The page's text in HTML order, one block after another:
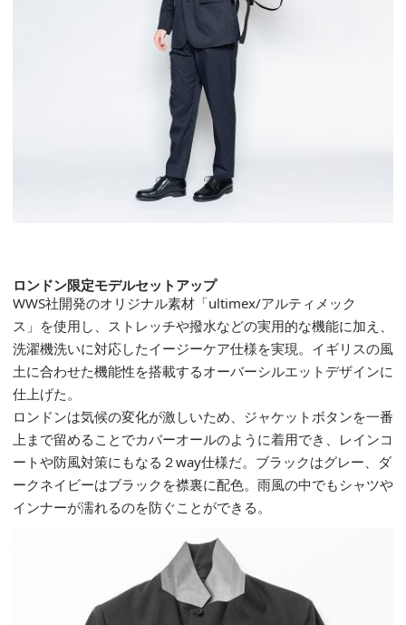
ロンドン限定モデルセットアップ
WWS社開発のオリジナル素材 「ultimex/アルティメック
ス 」 を使用し 、 ストレッチや撥水などの実用的な機能に加え、
洗濯機洗いに対応したイージーケア仕様を実現。 イギリスの風
土に合わせた機能性を搭載するオーバーシルエット デザインに
仕上げた。
ロンドンは気候の変化が激しいため、ジャケットボタンを一番
上まで留めることでカバーオールのように着用でき、レインコ
ートや防風対策にもなる２way仕様だ。ブラックはグレー、ダ
ークネイビーはブラックを襟裏に配色。 雨風の中でもシャツや
インナーが濡れるのを防ぐことができる。